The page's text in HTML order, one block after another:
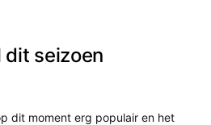
dit seizoen
dit moment erg populair en het